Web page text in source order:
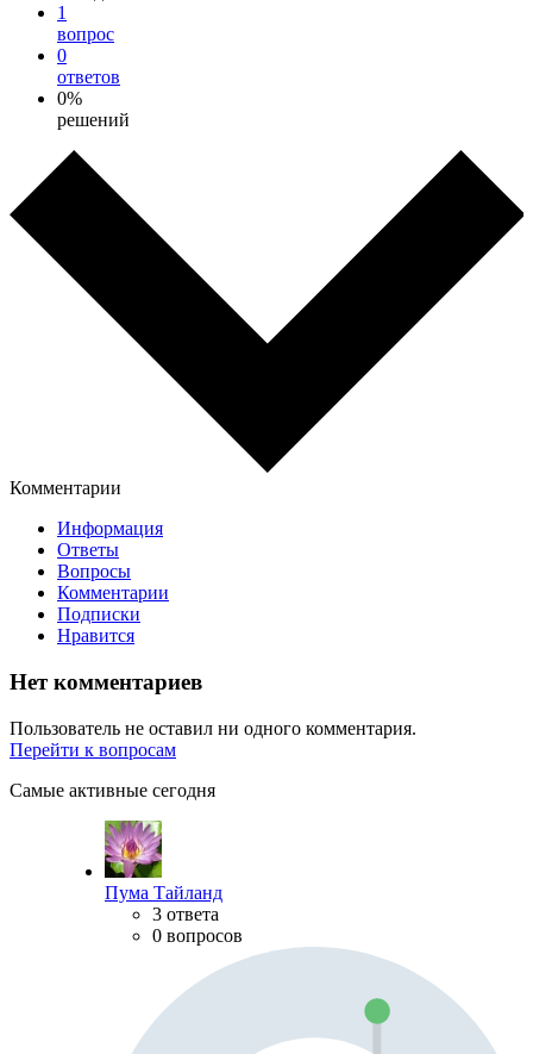
1
вопрос
0
ответов
0%
решений
Комментарии
Информация
Ответы
Вопросы
Комментарии
Подписки
Нравится
Нет комментариев
Пользователь не оставил ни одного комментария.
Перейти к вопросам
Самые активные сегодня
Пума Тайланд
3 ответа
0 вопросов